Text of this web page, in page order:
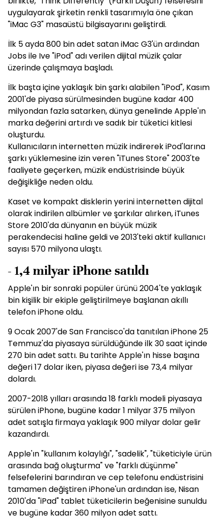
uygulayarak şirketin renkli tasarımıyla öne çıkan
"iMac G3" masaüstü bilgisayarını geliştirdi.
İlk 5 ayda 800 bin adet satan iMac G3'ün ardından
Jobs ile Ive "iPod" adı verilen dijital müzik çalar
üzerinde çalışmaya başladı.
İlk başta içine yaklaşık bin şarkı alabilen "iPod", Kasım
2001'de piyasa sürülmesinden bugüne kadar 400
milyondan fazla satarken, dünya genelinde Apple'ın
marka değerini artırdı ve sadık bir tüketici kitlesi
oluşturdu.
Kullanıcıların internetten müzik indirerek iPod'larına
şarkı yüklemesine izin veren "iTunes Store" 2003'te
faaliyete geçerken, müzik endüstrisinde büyük
değişikliğe neden oldu.
Kaset ve kompakt disklerin yerini internetten dijital
olarak indirilen albümler ve şarkılar alırken, iTunes
Store 2010'da dünyanın en büyük müzik
perakendecisi haline geldi ve 2013'teki aktif kullanıcı
sayısı 570 milyona ulaştı.
- 1,4 milyar iPhone satıldı
Apple'ın bir sonraki popüler ürünü 2004'te yaklaşık
bin kişilik bir ekiple geliştirilmeye başlanan akıllı
telefon iPhone oldu.
9 Ocak 2007'de San Francisco'da tanıtılan iPhone 25
Temmuz'da piyasaya sürüldüğünde ilk 30 saat içinde
270 bin adet sattı. Bu tarihte Apple'ın hisse başına
değeri 17 dolar iken, piyasa değeri ise 73,4 milyar
dolardı.
2007-2018 yılları arasında 18 farklı modeli piyasaya
sürülen iPhone, bugüne kadar 1 milyar 375 milyon
adet satışla firmaya yaklaşık 900 milyar dolar gelir
kazandırdı.
Apple'ın "kullanım kolaylığı", "sadelik", "tüketiciyle ürün
arasında bağ oluşturma" ve "farklı düşünme"
felsefelerini barındıran ve cep telefonu endüstrisini
tamamen değiştiren iPhone'un ardından ise, Nisan
2010'da "iPad" tablet tüketicilerin beğenisine sunuldu
ve bugüne kadar 360 milyon adet sattı.